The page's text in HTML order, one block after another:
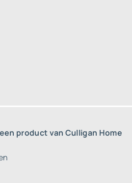
product van Culligan Home